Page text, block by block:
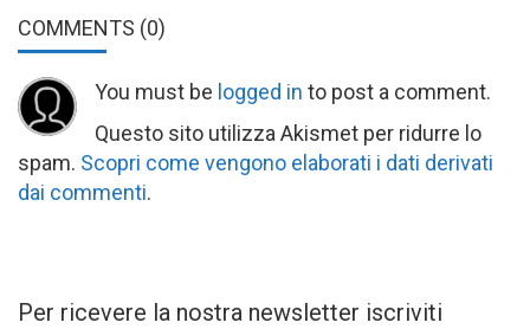
COMMENTS (0)
You must be logged in to post a comment.
Questo sito utilizza Akismet per ridurre lo
spam. Scopri come vengono elaborati i dati derivati
dai commenti.
Per ricevere la nostra newsletter iscriviti